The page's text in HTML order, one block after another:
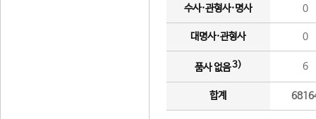
수사·관형사·명사 0
대명사·관형사 0
품사 없음3) 6
합계